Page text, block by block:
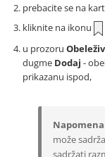
prebacite se na
kliknite na ikonu
u prozoru
dugme Dodaj -
prikazanu ispod,
Napomena
može
sadržati